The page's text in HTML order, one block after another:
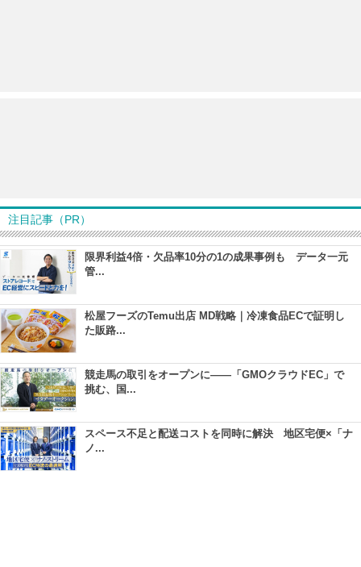
注目記事（PR）
限界利益4倍・欠品率10分の1の成果事例も データ一元
管...
松屋フーズのTemu出店 MD戦略｜冷凍食品ECで証明し
た販路...
競走馬の取引をオープンに――「GMOクラウドEC」で
挑む、国...
スペース不足と配送コストを同時に解決 地区宅便×「ナ
ノ...